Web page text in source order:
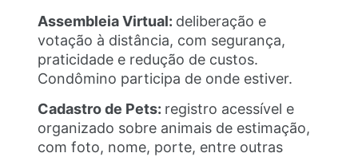
Assembleia Virtual: deliberação e
votação à distância, com segurança,
praticidade e redução de custos.
Condômino participa de onde estiver.
Cadastro de Pets: registro acessível e
organizado sobre animais de estimação,
com foto, nome, porte, entre outras